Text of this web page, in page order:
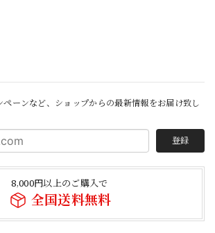
ーンなど、ショップからの最新情報をお届け致し
登録
8,000円以上のご購入で
全国送料無料